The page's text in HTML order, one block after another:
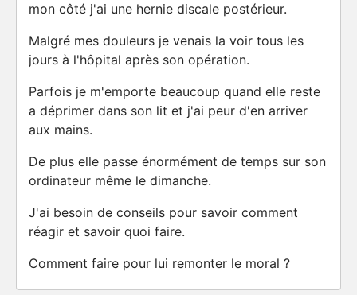
mon côté j'ai une hernie discale postérieur.
Malgré mes douleurs je venais la voir tous les
jours à l'hôpital après son opération.
Parfois je m'emporte beaucoup quand elle reste
a déprimer dans son lit et j'ai peur d'en arriver
aux mains.
De plus elle passe énormément de temps sur son
ordinateur même le dimanche.
J'ai besoin de conseils pour savoir comment
réagir et savoir quoi faire.
Comment faire pour lui remonter le moral ?